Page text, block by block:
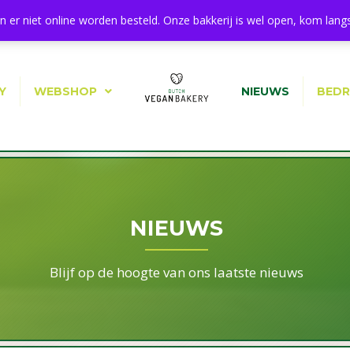
1544 BA Zaandijk
WEBSHOP NIEUWS
NIEUWS
Blijf op de hoogte van ons laatste nieuws
er niet online worden besteld. Onze bakkerij is wel open, kom